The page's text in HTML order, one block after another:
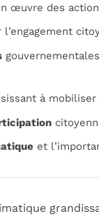
œuvre des
l’engagement
à
et